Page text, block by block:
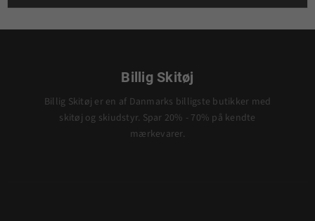
Billig Skitøj
Billig Skitøj er en af Danmarks billigste butikker med
skitøj og skiudstyr. Spar 20% - 70% på kendte
mærkevarer.